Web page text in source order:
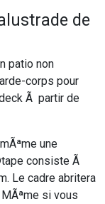
de
patio non
corps pour
Ã partir de
une
consiste Ã
Le cadre abritera
si vous